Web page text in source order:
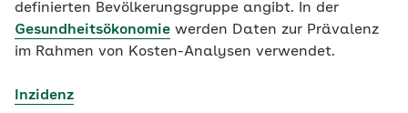
definierten Bevölkerungsgruppe angibt. In der
Gesundheitsökonomie werden Daten zur Prävalenz
im Rahmen von Kosten-Analysen verwendet.
Inzidenz